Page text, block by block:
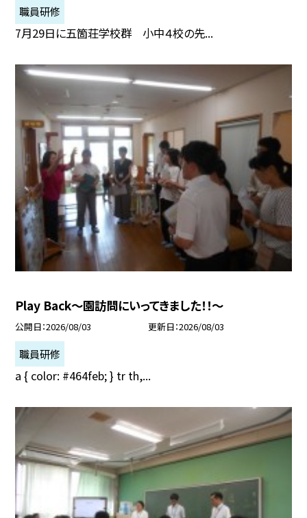
職員研修
7月29日に五箇荘学校群 小中４校の先...
Play Back～園訪問にいってきました！！～
公開日 2026/08/03 更新日 2026/08/03
職員研修
a { color: #464feb; } tr th,...